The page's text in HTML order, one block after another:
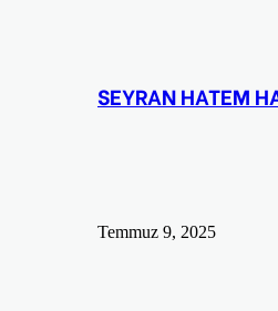
SEYRAN HATEM
Temmuz 9, 2025